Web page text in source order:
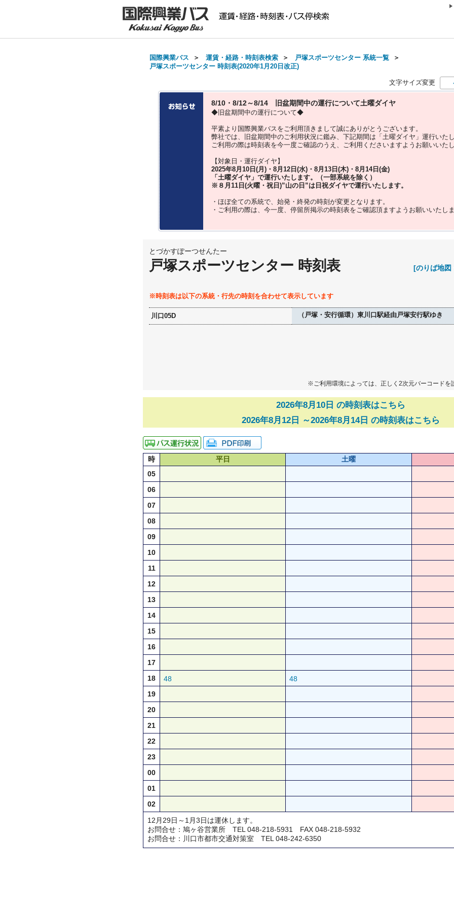
国際興業バス ＞ 運賃・経路・時刻表検索 ＞ 戸塚スポーツセンター 系統一覧 ＞
戸塚スポーツセンター 時刻表(2020年1月20日改正)
文字サイズ変更
8/10・8/12～8/14 旧盆期間中の運行について土曜ダイヤ
◆旧盆期間中の運行について◆
平素より国際興業バスをご利用頂きまして誠にありがとうございます。
弊社では、旧盆期間中のご利用状況に鑑み、下記期間は「土曜ダイヤ」運行いたし
ご利用の際は時刻表を今一度ご確認のうえ、ご利用くださいますようお願いいたし
【対象日・運行ダイヤ】
2025年8月10日(月)・8月12日(水)・8月13日(木)・8月14日(金)
「土曜ダイヤ」 で運行いたします。（一部系統を除く）
※８月11日(火曜・祝日)”山の日 ”は 日祝ダイヤで運行いたします。
・ほぼ全ての系統で、始発・終発の時刻が変更となります。
・ご利用の際は、今一度、 停留所掲示の時刻表をご確認頂ますようお願いいたしま
とづかすぽーつせんたー
戸塚スポーツセンター 時刻表 [のりば地図
※時刻表は以下の系統・行先の時刻を合わせて表示しています
川口05D （戸塚・安行循環）東川口駅経由戸塚安行駅ゆき
※ご利用環境によっては、正しく2次元バーコードを
2026年8月10日 の時刻表はこちら
2026年8月12日 ～2026年8月14日 の時刻表はこちら
時 平日 土曜
05
06
07
08
09
10
11
12
13
14
15
16
17
18
48
48
19
20
21
22
23
00
01
02
12月29日～1月3日は運休します。
お問合せ：鳩ヶ谷営業所 TEL 048-218-5931 FAX 048-218-5932
お問合せ：川口市都市交通対策室 TEL 048-242-6350